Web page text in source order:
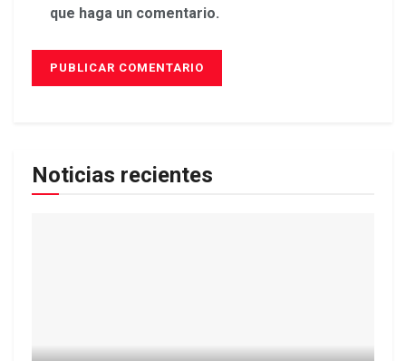
que haga un comentario.
Noticias recientes